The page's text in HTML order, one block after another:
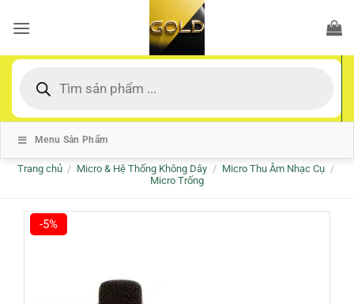
qua
dung
kiếm
Menu Sản Phẩm
Trang chủ / Micro & Hệ Thống Không Dây / Micro Thu Âm Nhạc Cụ /
Micro Trống
-5%